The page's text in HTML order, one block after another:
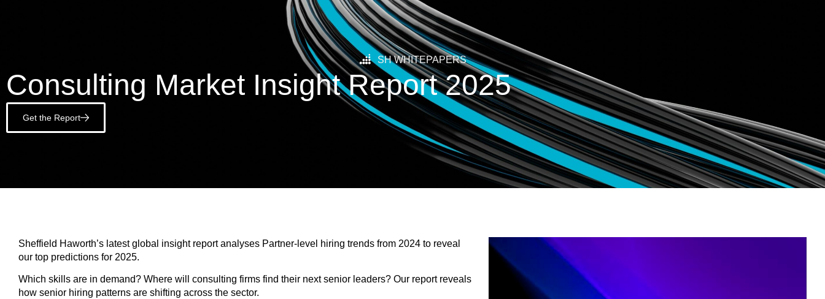
SH WHITEPAPERS
Consulting Market Insight Report 2025
Get the Report
Sheffield Haworth’s latest global insight report analyses Partner-level hiring trends from 2024 to reveal
our top predictions for 2025.
Which skills are in demand? Where will consulting firms find their next senior leaders? Our report reveals
how senior hiring patterns are shifting across the sector.